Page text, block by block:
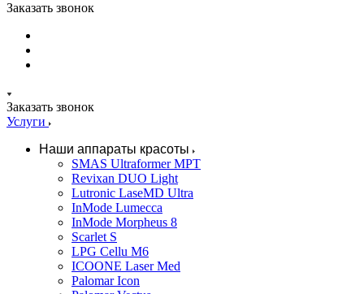
Заказать звонок
Заказать звонок
Услуги
Наши аппараты красоты
SMAS Ultraformer MPT
Revixan DUO Light
Lutronic LaseMD Ultra
InMode Lumecca
InMode Morpheus 8
Scarlet S
LPG Cellu M6
ICOONE Laser Med
Palomar Icon